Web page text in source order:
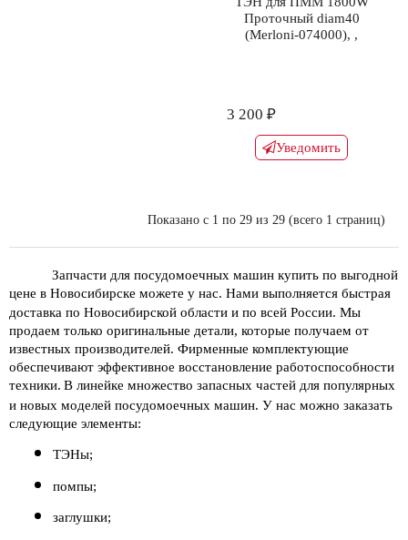
Проточный diam40
(Merloni-074000), ,
3 200 ₽
Уведомить
Показано с 1 по 29 из 29 (всего 1 страниц)
Запчасти для посудомоечных машин купить по выгодной
цене в Новосибирске можете у нас. Нами выполняется быстрая
доставка по Новосибирской области и по всей России. Мы
продаем только оригинальные детали, которые получаем от
известных производителей. Фирменные комплектующие
обеспечивают эффективное восстановление работоспособности
техники. В линейке множество запасных частей для популярных
и новых моделей посудомоечных машин. У нас можно заказать
следующие элементы:
ТЭНы;
помпы;
заглушки;